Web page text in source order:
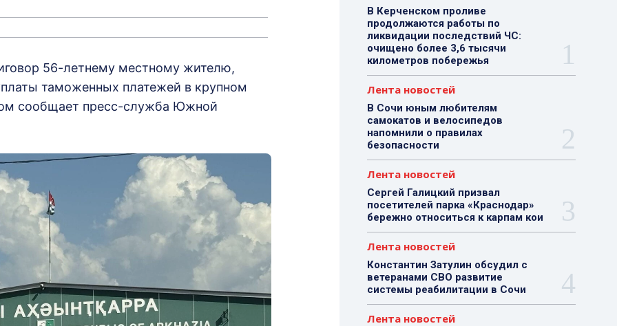
56-летнему местному жителю,
таможенных платежей в крупном
сообщает пресс-служба Южной
В Керченском проливе
продолжаются работы по
ликвидации последствий ЧС:
очищено более 3,6 тысячи
километров побережья
Лента новостей
В Сочи юным любителям
самокатов и велосипедов
напомнили о правилах
безопасности
Лента новостей
Сергей Галицкий призвал
посетителей парка «Краснодар»
бережно относиться к карпам кои
Лента новостей
Константин Затулин обсудил с
ветеранами СВО развитие
системы реабилитации в Сочи
Лента новостей